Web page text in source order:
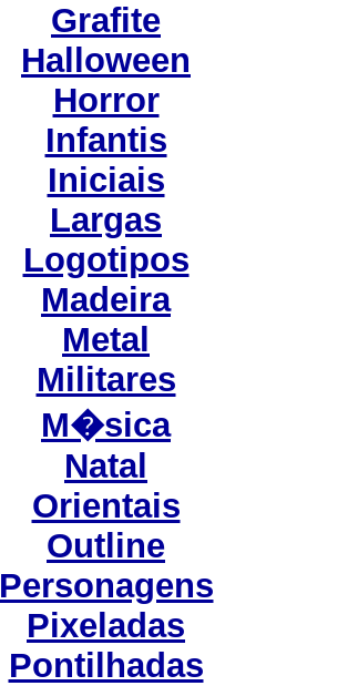
Grafite
Halloween
Horror
Infantis
Iniciais
Largas
Logotipos
Madeira
Metal
Militares
M�sica
Natal
Orientais
Outline
Personagens
Pixeladas
Pontilhadas